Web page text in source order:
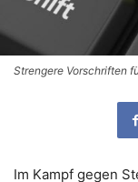
Strengere Vorschriften
Im Kampf gegen